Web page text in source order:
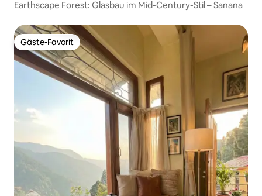
Earthscape Forest: Glasbau im Mid-Century-Stil – Sanana
Gäste-Favorit
Gäste-Favorit